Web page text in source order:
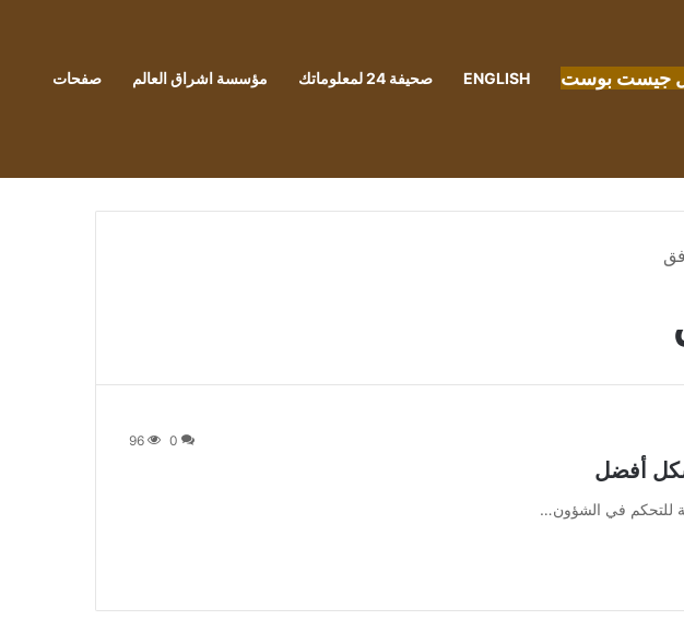
جيست بوست ENGLISH صحيفة 24 لمعلوماتك مؤسسة اشراق العالم صفحات
0
96